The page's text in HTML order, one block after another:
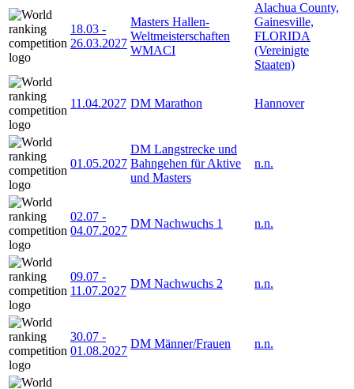
18.03 -
26.03.2027
Masters Hallen-
Weltmeisterschaften
WMACI
Alachua County,
Gainesville,
FLORIDA
(Vereinigte
Staaten)
11.04.2027 DM Marathon Hannover
01.05.2027
DM Langstrecke und
Bahngehen für Aktive
und Masters
n.n.
02.07 -
04.07.2027
DM Nachwuchs 1 n.n.
09.07 -
11.07.2027
DM Nachwuchs 2 n.n.
30.07 -
01.08.2027
DM Männer/Frauen n.n.